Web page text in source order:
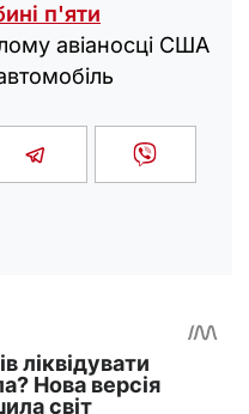
п'яти
авіаносці США